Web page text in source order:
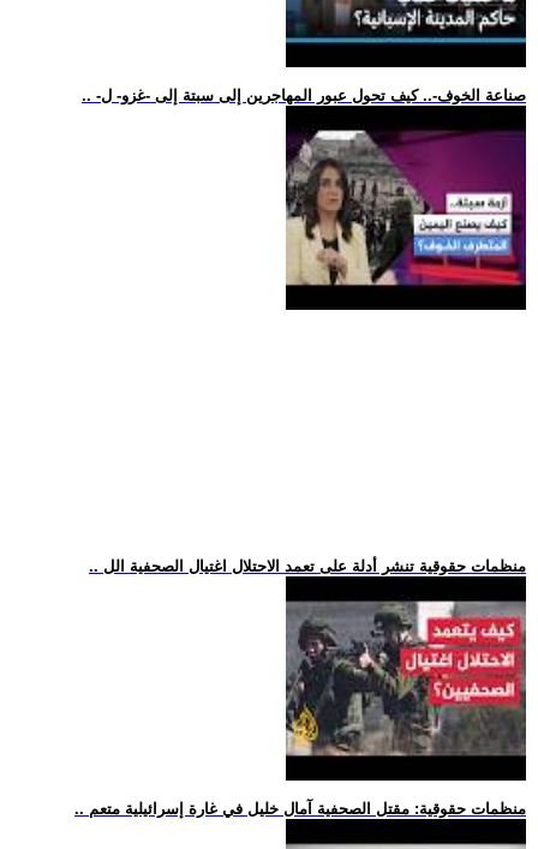
.. -صناعة الخوف-.. كيف تحول عبور المهاجرين إلى سبتة إلى -غزو- ل
.. منظمات حقوقية تنشر أدلة على تعمد الاحتلال اغتيال الصحفية الل
.. منظمات حقوقية: مقتل الصحفية آمال خليل في غارة إسرائيلية متعم